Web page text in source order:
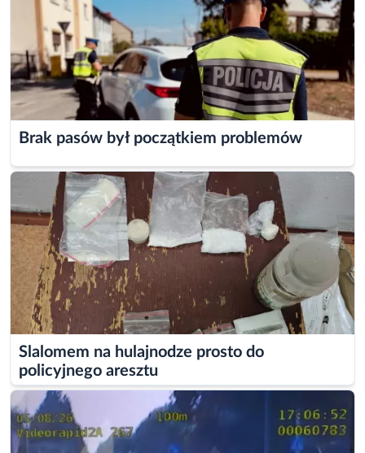
Brak pasów był początkiem problemów
Slalomem na hulajnodze prosto do
policyjnego aresztu